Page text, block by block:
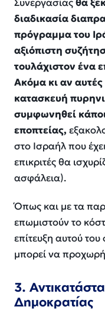
Συνεργασίαςθα
διαδικασία
πρόγραμμα του
αξιόπιστη
τουλάχιστον ένα
Ακόμα κι αν
κατασκευή
συμφωνηθεί
εποπτείας,
στο Ισραήλ που
επικριτές θα
ασφάλεια).
Όπως και με τα
επωμιστούν το
επίτευξη αυτού
μπορεί να
3.
Δημοκρατίας